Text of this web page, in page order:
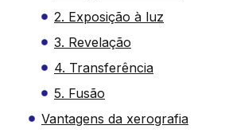
2. Exposição à luz
3. Revelação
4. Transferência
5. Fusão
Vantagens da xerografia